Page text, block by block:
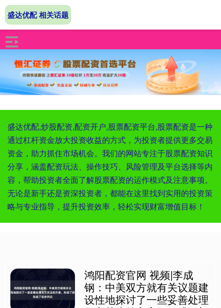
盛达优配,炒股配资,配资开户,股票配资平台,股票配资是一种
通过杠杆资金放大投资收益的方式，为投资者提供更多交易
资金，助力抓住市场机会。我们的网站专注于股票配资知识
分享，涵盖配资玩法、操作技巧、风险管理及平台选择等内
容，帮助投资者全面了解股票配资的运作模式及注意事项。
无论是新手还是资深投资者，都能在这里找到实用的投资策
略与专业指导，提升投资效率，轻松实现财富增值目标！
盛达优配 相关话题
鸿阳配资官网 视频|李成
钢：中美双方就有关议题建
设性地探讨了一些妥善处理